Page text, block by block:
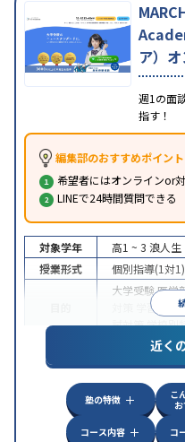
ア）
週1の面
指す！
編集部のおすすめポイント
希望者にはオンラインor
LINEで24時間質問できる
対象学年 高1 ~ 3 浪人生
授業形式
個別指導(1対1)
大学受験医学
学習習慣
試対策学校別
特徴
中高一貫校生
学習にPC
科目から受講
近く
塾の特徴
こ
コース内容
コ